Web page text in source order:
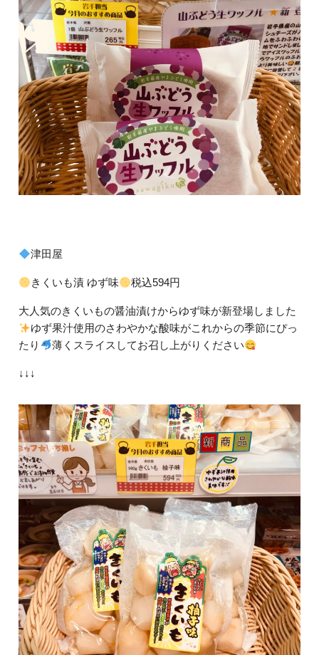
津田屋
きくいも漬 ゆず味 税込594円
大人気のきくいもの醤油漬けからゆず味が新登場しました
ゆず果汁使用のさわやかな酸味がこれからの季節にぴっ
たり
薄くスライスしてお召し上がりください
↓↓↓